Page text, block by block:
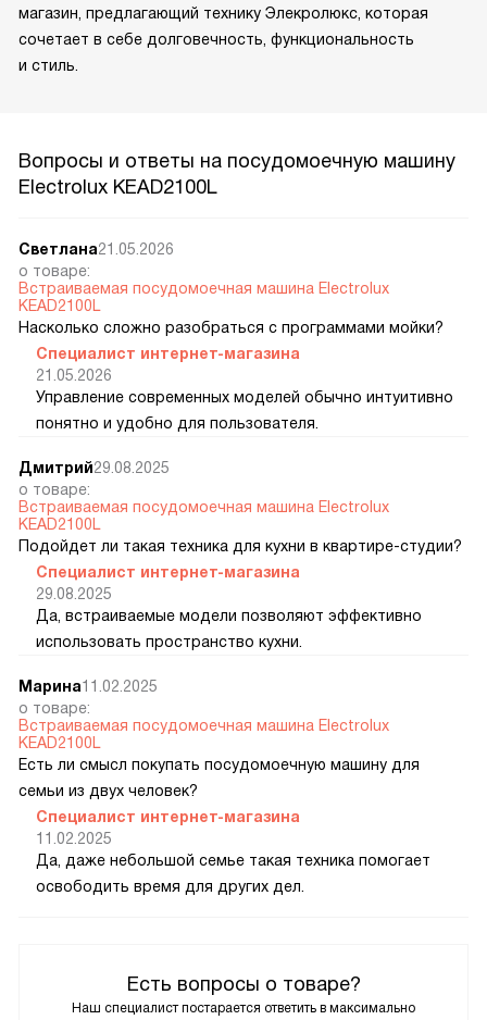
магазин, предлагающий технику Элекролюкс, которая
сочетает в себе долговечность, функциональность
и стиль.
Вопросы и ответы на посудомоечную машину
Electrolux KEAD2100L
Есть вопросы о товаре?
Наш специалист постарается ответить в максимально
Светлана21.05.2026
о товаре:
Встраиваемая посудомоечная машина Electrolux
KEAD2100L
Насколько сложно разобраться с программами мойки?
Специалист интернет-магазина
21.05.2026
Управление современных моделей обычно интуитивно
понятно и удобно для пользователя.
Дмитрий29.08.2025
о товаре:
Встраиваемая посудомоечная машина Electrolux
KEAD2100L
Подойдет ли такая техника для кухни в квартире-студии?
Специалист интернет-магазина
29.08.2025
Да, встраиваемые модели позволяют эффективно
использовать пространство кухни.
Марина11.02.2025
о товаре:
Встраиваемая посудомоечная машина Electrolux
KEAD2100L
Есть ли смысл покупать посудомоечную машину для
семьи из двух человек?
Специалист интернет-магазина
11.02.2025
Да, даже небольшой семье такая техника помогает
освободить время для других дел.